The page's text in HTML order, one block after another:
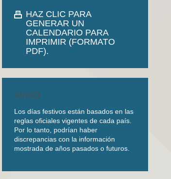
HAZ CLIC PARA
GENERAR UN
CALENDARIO PARA
IMPRIMIR (FORMATO
PDF).
AVISO
Los días festivos están basados en las
reglas oficiales vigentes de cada país.
Por lo tanto, podrían haber
discrepancias con la información
mostrada de años pasados o futuros.